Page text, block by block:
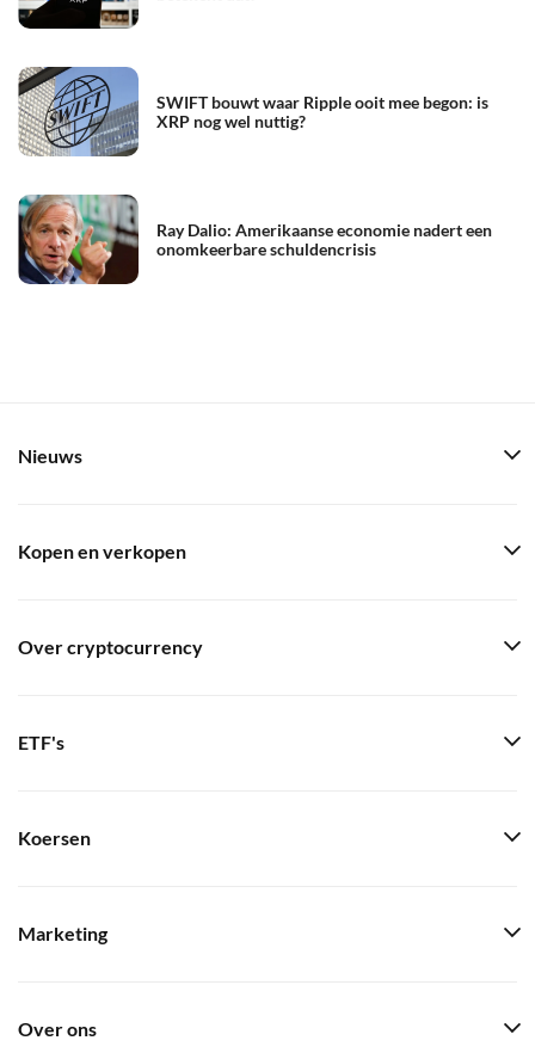
SWIFT bouwt waar Ripple ooit mee begon: is
XRP nog wel nuttig?
Ray Dalio: Amerikaanse economie nadert een
onomkeerbare schuldencrisis
Nieuws
Kopen en verkopen
Over cryptocurrency
ETF's
Koersen
Marketing
Over ons